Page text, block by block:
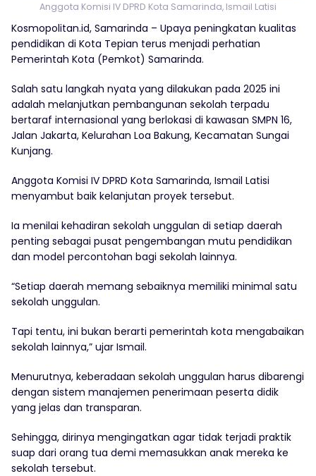
Anggota Komisi IV DPRD Kota Samarinda, Ismail Latisi
Kosmopolitan.id, Samarinda – Upaya peningkatan kualitas
pendidikan di Kota Tepian terus menjadi perhatian
Pemerintah Kota (Pemkot) Samarinda.
Salah satu langkah nyata yang dilakukan pada 2025 ini
adalah melanjutkan pembangunan sekolah terpadu
bertaraf internasional yang berlokasi di kawasan SMPN 16,
Jalan Jakarta, Kelurahan Loa Bakung, Kecamatan Sungai
Kunjang.
Anggota Komisi IV DPRD Kota Samarinda, Ismail Latisi
menyambut baik kelanjutan proyek tersebut.
Ia menilai kehadiran sekolah unggulan di setiap daerah
penting sebagai pusat pengembangan mutu pendidikan
dan model percontohan bagi sekolah lainnya.
“Setiap daerah memang sebaiknya memiliki minimal satu
sekolah unggulan.
Tapi tentu, ini bukan berarti pemerintah kota mengabaikan
sekolah lainnya,” ujar Ismail.
Menurutnya, keberadaan sekolah unggulan harus dibarengi
dengan sistem manajemen penerimaan peserta didik
yang jelas dan transparan.
Sehingga, dirinya mengingatkan agar tidak terjadi praktik
suap dari orang tua demi memasukkan anak mereka ke
sekolah tersebut.